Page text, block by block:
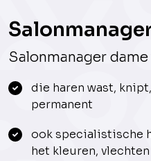
Salonmanager
die haren wast,
permanent
ook specialistische
het kleuren,